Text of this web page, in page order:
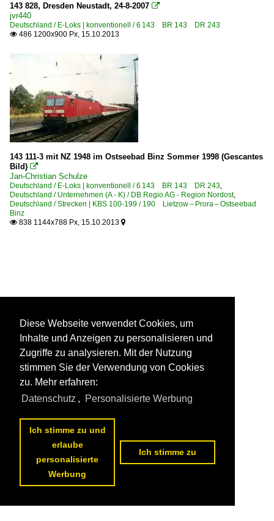
143 828, Dresden Neustadt, 24-8-2007 
jvr440
Deutschland / E-Loks | konventionell / 6 143 BR 143 DR 243
 486 1200x900 Px, 15.10.2013
143 111-3 mit NZ 1948 im Ostseebad Binz Sommer 1998 (Gescantes
Bild) 
Jan-Christian Schulze
Deutschland / E-Loks | konventionell / 6 143 BR 143 DR 243
Deutschland / Unternehmen (A - K) / DB Regio AG - Region Nordost,
Deutschland / Strecken | KBS 100-199 / 190 Lietzow – Prora – Ostseebad
Binz
 838 1144x788 Px, 15.10.2013 
Diese Webseite verwendet Cookies, um
Inhalte und Anzeigen zu personalisieren und
Zugriffe zu analysieren. Mit der Nutzung
stimmen Sie der Verwendung von Cookies
zu. Mehr erfahren:
Datenschutz , Personalisierte Werbung
Ich stimme zu und
erlaube
personalisierte
Werbung
Ich stimme zu